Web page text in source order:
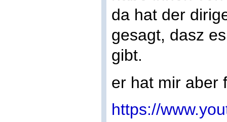
da hat der
gesagt, dasz
gibt.
er hat mir aber
https://